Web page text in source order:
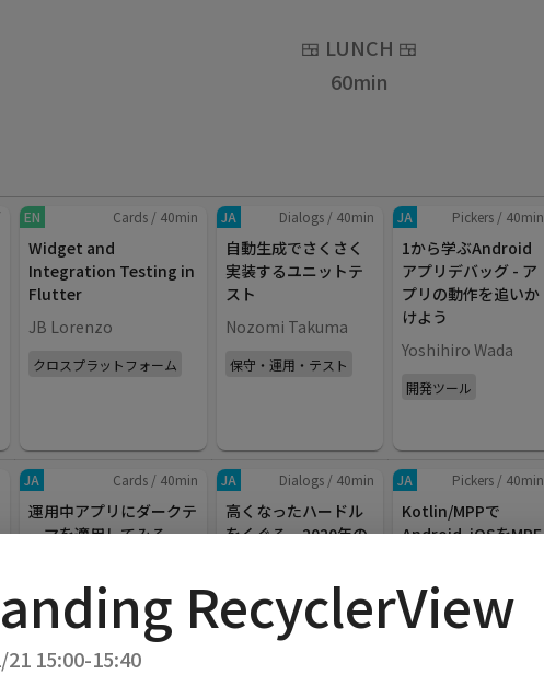
🍱 LUNCH 🍱
60min
EN Cards / 40min
Widget and
Integration Testing in
Flutter
JB Lorenzo
クロスプラットフォーム
JA Dialogs / 40min
自動生成でさくさく
実装するユニットテ
スト
Nozomi Takuma
保守・運用・テスト
JA Pickers / 40min
1から学ぶAndroid
アプリデバッグ - ア
プリの動作を追いか
けよう
Yoshihiro Wada
開発ツール
JA Cards / 40min
運用中アプリにダークテ
ーマを適用してみる
UI・UX・デザイン
JA Dialogs / 40min
高くなったハードル
をくぐる。2020年の
keiji_ariyama
JA Pickers / 40min
Kotlin/MPPで
Android, iOSをMPF
yashims85
クロスプラットフォー
RecyclerView
15:00-15:40